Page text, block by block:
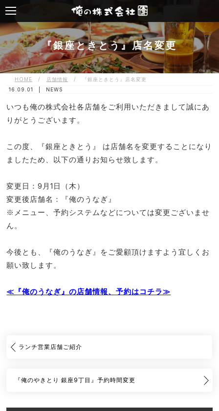
『銀座ときとう』店名変更
HOME / 店舗情報 /
『銀座ときとう』店名変更
16.09.01 |
NEWS
いつも俺の株式会社各店舗をご利用いただきまして誠にあ
りがとうございます。
この度、『銀座ときとう』 は店舗名を変更することになり
ましたため、以下の通りお知らせ致します。
変更日：9月1日（木）
変更後店舗名：『俺のうなぎ』
※メニュー、予約システムなどについては変更ございませ
ん。
今後とも、『俺のうなぎ』をご愛顧頂けますよう宜しくお
願い致します。
≪『俺のうなぎ』の店舗情報、予約はコチラ≫
ランチ営業店舗ご紹介
『俺のやきとり 銀座9丁目』予約時間変更